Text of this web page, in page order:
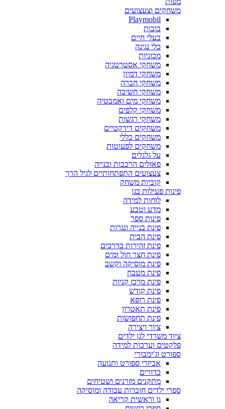
משחקים וצעצועים
Playmobil
בובות
בעלי חיים
כלי נגינה
מכוניות
משחקי אסטרטגיה
משחקי דמיון
משחקי חברה
משחקי חשיבה
משחקי מים ואמבטיה
משחקי קלפים
משחקי רגשות
משחקים דידקטיים
משחקים כללי
משחקים לפעוטות
על גלגלים
פאזלים הרכבות ובנייה
צעצועים התפתחותיים לגיל הרך
קוביות משחק
פינות פעילות בגן
לוחות למידה
מדע וטבע
פינות ספר
פינת בנייה ונגרות
פינת הבית
פינת זהירות בדרכים
פינת חצר חול ומים
פינת מוסיקה וקשב
פינת מטבח
פינת מרכז קניות
פינת קודש
פינת רופא
פינת תאטרון
פינת תחפושות
ציור ויצירה
ציוד משרדי לגן ילדים
פלקטים וערכות למידה
ספורט וג'ימבורי
אביזרי ספורט ותנועה
כדורים
מתקנים מזרנים ושטיחים
ספרי ילדים חוברות עבודה ומוסיקה
גן וראשית קריאה